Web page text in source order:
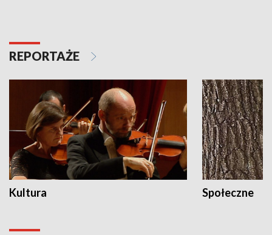
REPORTAŻE
Kultura Społeczne